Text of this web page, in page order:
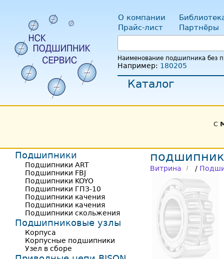
О компании
Прайс-лист
Партнёры
Наименование подшипника без
Например: 180205
Каталог
С
Витрина /
Подшипники
Подшипники ART
Подшипники FBJ
Подшипники KOYO
Подшипники ГПЗ-10
Подшипники качения
Подшипники качения
Подшипники скольжения
Подшипниковые узлы
Корпуса
Корпусные подшипники
Узел в сборе